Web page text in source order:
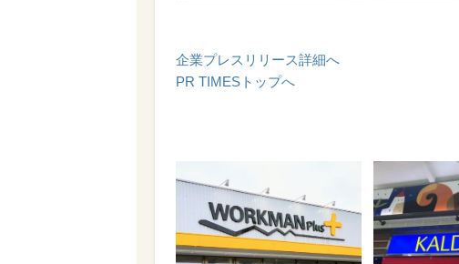
企業プレスリリース詳細へ
PR TIMESトップへ